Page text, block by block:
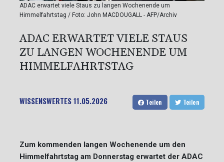
ADAC erwartet viele Staus zu langen Wochenende um
Himmelfahrtstag / Foto: John MACDOUGALL - AFP/Archiv
ADAC ERWARTET VIELE STAUS
ZU LANGEN WOCHENENDE UM
HIMMELFAHRTSTAG
WISSENSWERTES11.05.2026 Teilen Teilen
Zum kommenden langen Wochenende um den
Himmelfahrtstag am Donnerstag erwartet der ADAC